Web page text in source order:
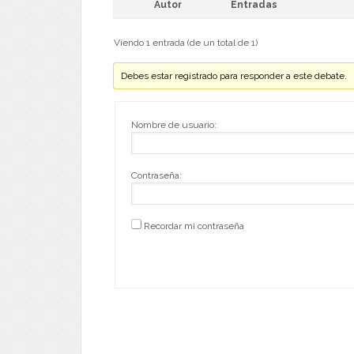
Autor Entradas
Viendo 1 entrada (de un total de 1)
Debes estar registrado para responder a este debate.
Nombre de usuario:
Contraseña:
Recordar mi contraseña